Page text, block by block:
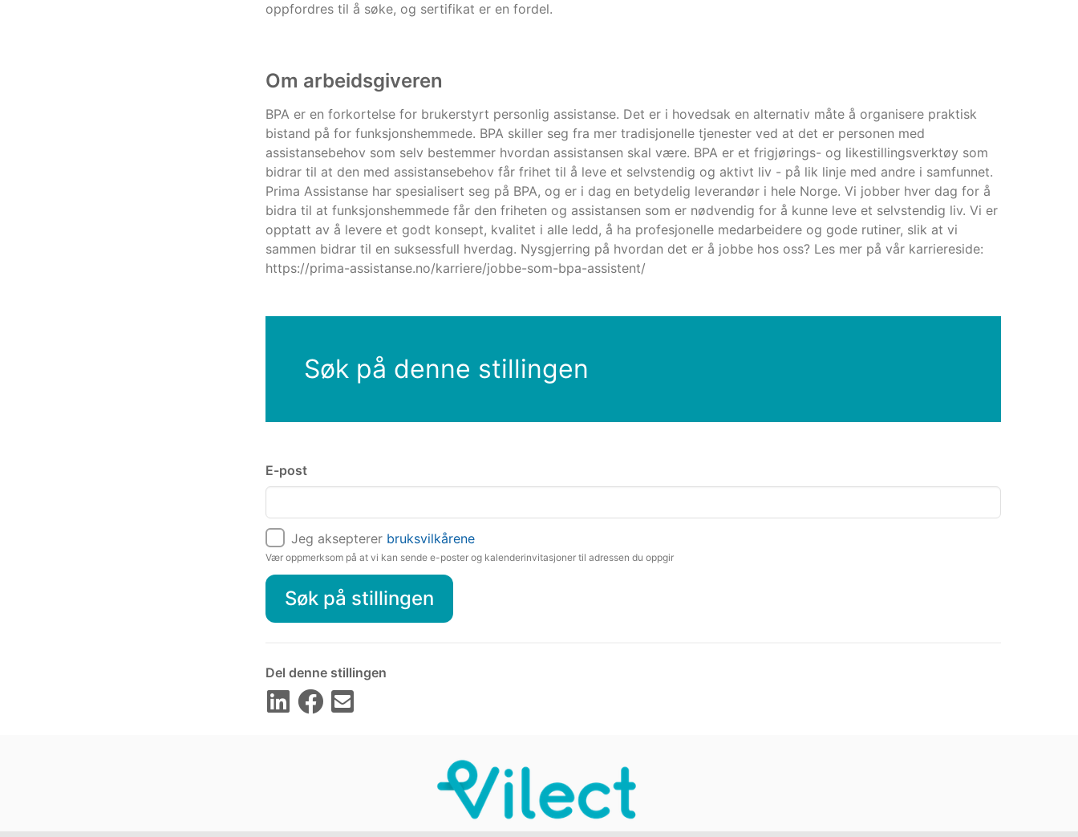
oppfordres til å søke, og sertifikat er en fordel.
Om arbeidsgiveren
BPA er en forkortelse for brukerstyrt personlig assistanse. Det er i hovedsak en alternativ måte å organisere praktisk
bistand på for funksjonshemmede. BPA skiller seg fra mer tradisjonelle tjenester ved at det er personen med
assistansebehov som selv bestemmer hvordan assistansen skal være. BPA er et frigjørings- og likestillingsverktøy som
bidrar til at den med assistansebehov får frihet til å leve et selvstendig og aktivt liv - på lik linje med andre i samfunnet.
Prima Assistanse har spesialisert seg på BPA, og er i dag en betydelig leverandør i hele Norge. Vi jobber hver dag for å
bidra til at funksjonshemmede får den friheten og assistansen som er nødvendig for å kunne leve et selvstendig liv. Vi er
opptatt av å levere et godt konsept, kvalitet i alle ledd, å ha profesjonelle medarbeidere og gode rutiner, slik at vi
sammen bidrar til en suksessfull hverdag. Nysgjerring på hvordan det er å jobbe hos oss? Les mer på vår karriereside:
https://prima-assistanse.no/karriere/jobbe-som-bpa-assistent/
Søk på denne stillingen
E-post
Jeg aksepterer bruksvilkårene
Vær oppmerksom på at vi kan sende e-poster og kalenderinvitasjoner til adressen du oppgir
Søk på stillingen
Del denne stillingen